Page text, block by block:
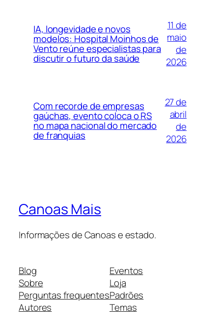
IA, longevidade e novos
modelos: Hospital Moinhos de
Vento reúne especialistas para
discutir o futuro da saúde
11 de
maio
de
2026
Com recorde de empresas
gaúchas, evento coloca o RS
no mapa nacional do mercado
de franquias
27 de
abril
de
2026
Canoas Mais
Informações de Canoas e estado.
Blog
Sobre
Perguntas frequentes
Autores
Eventos
Loja
Padrões
Temas